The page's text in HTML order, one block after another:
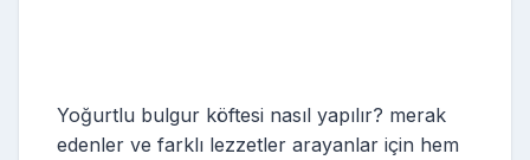
Yoğurtlu bulgur köftesi nasıl yapılır? merak
edenler ve farklı lezzetler arayanlar için hem